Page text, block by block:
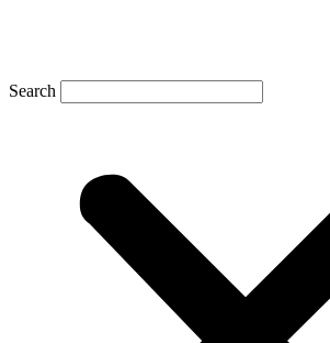
Search